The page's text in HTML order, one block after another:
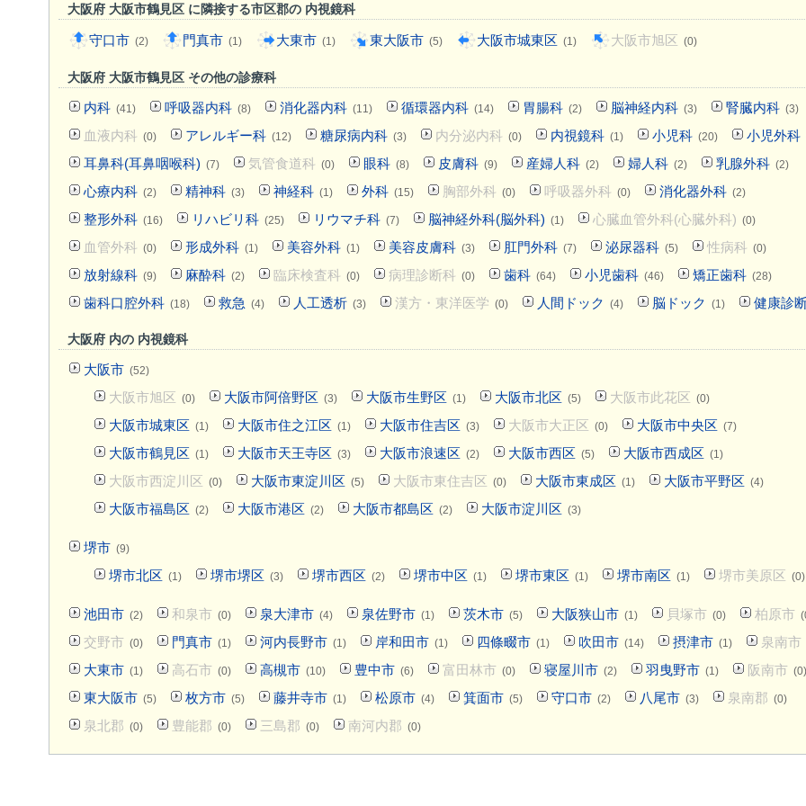
大阪府 大阪市鶴見区 に隣接する市区郡の 内視鏡科
守口市 (2) 門真市 (1) 大東市 (1) 東大阪市 (5) 大阪市城東区 (1) 大阪市旭区 (0)
大阪府 大阪市鶴見区 その他の診療科
内科 (41) 呼吸器内科 (8) 消化器内科 (11) 循環器内科 (14) 胃腸科 (2) 脳神経内科 (3) 腎臓内科 (3)
血液内科 (0) アレルギー科 (12) 糖尿病内科 (3) 内分泌内科 (0) 内視鏡科 (1) 小児科 (20) 小児外科
耳鼻科(耳鼻咽喉科) (7) 気管食道科 (0) 眼科 (8) 皮膚科 (9) 産婦人科 (2) 婦人科 (2) 乳腺外科 (2)
心療内科 (2) 精神科 (3) 神経科 (1) 外科 (15) 胸部外科 (0) 呼吸器外科 (0) 消化器外科 (2)
整形外科 (16) リハビリ科 (25) リウマチ科 (7) 脳神経外科(脳外科) (1) 心臓血管外科(心臓外科) (0)
血管外科 (0) 形成外科 (1) 美容外科 (1) 美容皮膚科 (3) 肛門外科 (7) 泌尿器科 (5) 性病科 (0)
放射線科 (9) 麻酔科 (2) 臨床検査科 (0) 病理診断科 (0) 歯科 (64) 小児歯科 (46) 矯正歯科 (28)
歯科口腔外科 (18) 救急 (4) 人工透析 (3) 漢方・東洋医学 (0) 人間ドック (4) 脳ドック (1) 健康診
大阪府 内の 内視鏡科
大阪市 (52)
大阪市旭区 (0) 大阪市阿倍野区 (3) 大阪市生野区 (1) 大阪市北区 (5) 大阪市此花区 (0)
大阪市城東区 (1) 大阪市住之江区 (1) 大阪市住吉区 (3) 大阪市大正区 (0) 大阪市中央区 (7)
大阪市鶴見区 (1) 大阪市天王寺区 (3) 大阪市浪速区 (2) 大阪市西区 (5) 大阪市西成区 (1)
大阪市西淀川区 (0) 大阪市東淀川区 (5) 大阪市東住吉区 (0) 大阪市東成区 (1) 大阪市平野区 (4)
大阪市福島区 (2) 大阪市港区 (2) 大阪市都島区 (2) 大阪市淀川区 (3)
堺市 (9)
堺市北区 (1) 堺市堺区 (3) 堺市西区 (2) 堺市中区 (1) 堺市東区 (1) 堺市南区 (1) 堺市美原区 (0)
池田市 (2) 和泉市 (0) 泉大津市 (4) 泉佐野市 (1) 茨木市 (5) 大阪狭山市 (1) 貝塚市 (0) 柏原市
交野市 (0) 門真市 (1) 河内長野市 (1) 岸和田市 (1) 四條畷市 (1) 吹田市 (14) 摂津市 (1) 泉南市
大東市 (1) 高石市 (0) 高槻市 (10) 豊中市 (6) 富田林市 (0) 寝屋川市 (2) 羽曳野市 (1) 阪南市 (0)
東大阪市 (5) 枚方市 (5) 藤井寺市 (1) 松原市 (4) 箕面市 (5) 守口市 (2) 八尾市 (3) 泉南郡 (0)
泉北郡 (0) 豊能郡 (0) 三島郡 (0) 南河内郡 (0)